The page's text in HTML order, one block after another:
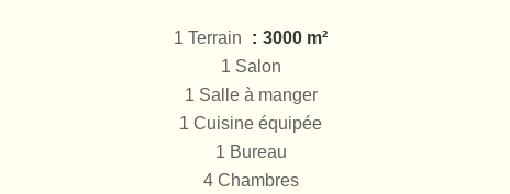
1 Terrain
3000 m²
1 Salon
1 Salle à manger
1 Cuisine équipée
1 Bureau
4 Chambres